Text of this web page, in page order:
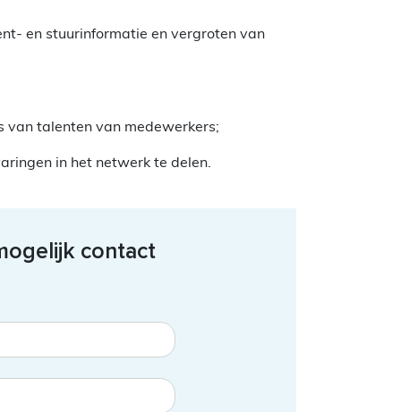
en stuurinformatie en vergroten van
van talenten van medewerkers;
in het netwerk te delen.
contact